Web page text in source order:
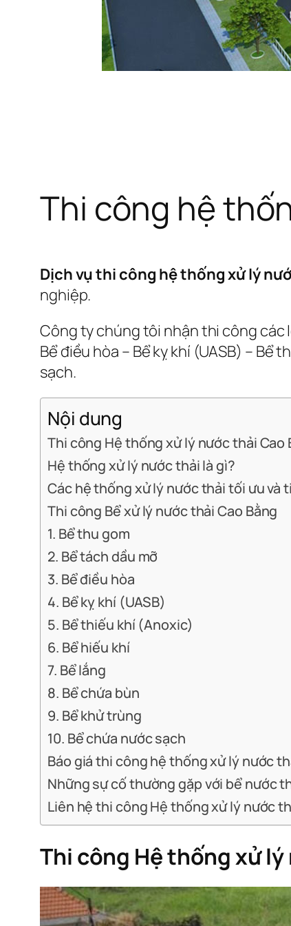
Thi công hệ
Dịch vụ thi công hệ thống xử lý
nghiệp.
Công ty chúng tôi nhận thi công các
Bể điều hòa – Bể kỵ khí (UASB) – Bể
sạch.
Nội dung
Thi công Hệ thống xử lý nước thải Cao
Hệ thống xử lý nước thải là gì?
Các hệ thống xử lý nước thải tối ưu và
Thi công Bể xử lý nước thải Cao Bằng
1. Bể thu gom
2. Bể tách dầu mỡ
3. Bể điều hòa
4. Bể kỵ khí (UASB)
5. Bể thiếu khí (Anoxic)
6. Bể hiếu khí
7. Bể lắng
8. Bể chứa bùn
9. Bể khử trùng
10. Bể chứa nước sạch
Báo giá thi công hệ thống xử lý nước
Những sự cố thường gặp với bể nước
Liên hệ thi công Hệ thống xử lý nước
Thi công Hệ thống xử
Thi công bể xử lý nước thải sinh
Thi công bể xử lý nước thải sinh
Thi công bể xử lý nước thải sinh
Thi công bể xử lý nước thải sinh
Thi công bể xử lý nước thải sinh